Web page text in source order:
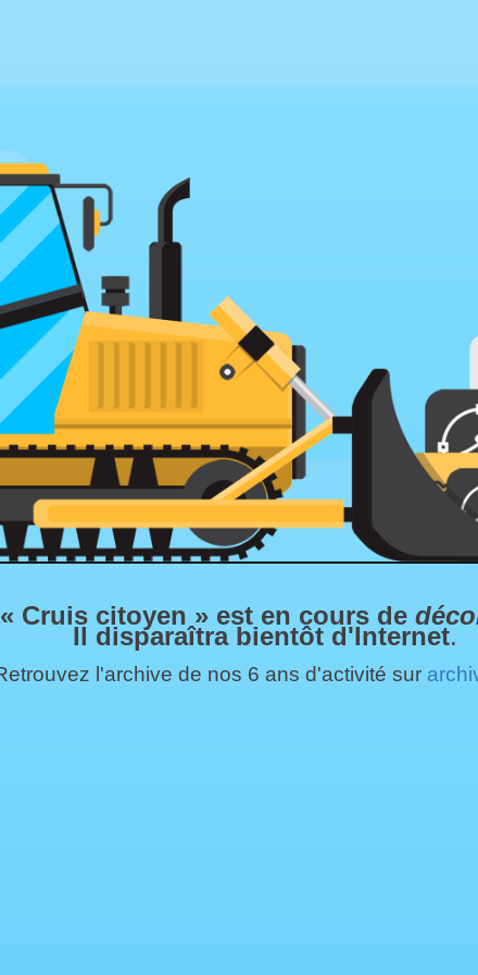
Cruis citoyen » est en cours de
Il disparaîtra bientôt d'Internet.
l'archive de nos 6 ans d'activité sur